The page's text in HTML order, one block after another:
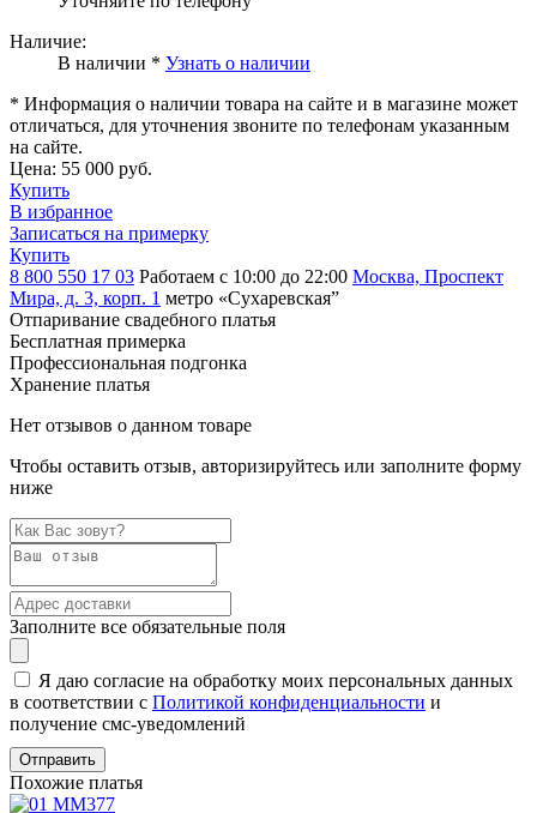
Наличие:
В наличии * Узнать о наличии
* Информация о наличии товара на сайте и в магазине может
отличаться, для уточнения звоните по телефонам указанным
на сайте.
Цена: 55 000 руб.
Купить
В избранное
Записаться на примерку
Купить
8 800 550 17 03 Работаем с 10:00 до 22:00 Москва, Проспект
Мира, д. 3, корп. 1 метро «Сухаревская”
Отпаривание свадебного платья
Бесплатная примерка
Профессиональная подгонка
Хранение платья
Нет отзывов о данном товаре
Чтобы оставить отзыв, авторизируйтесь или заполните форму
ниже
Заполните все обязательные поля
Я даю согласие на обработку моих персональных данных
в соответствии с Политикой конфиденциальности и
получение смс-уведомлений
Похожие платья